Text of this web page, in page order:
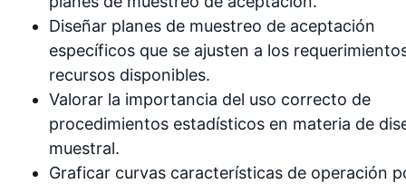
Diseñar planes de muestreo de aceptación
específicos que se ajusten a los
recursos disponibles.
Valorar la importancia del uso correcto de
procedimientos estadísticos en materia de
muestral.
Graficar curvas características de operación